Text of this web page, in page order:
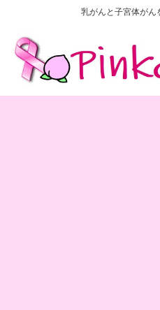
乳がんと子宮体がん